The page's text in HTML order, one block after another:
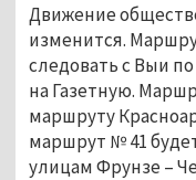
Движение
изменится.
следовать с Выи
на Газетную.
маршруту
маршрут № 41
улицам Фрунзе –